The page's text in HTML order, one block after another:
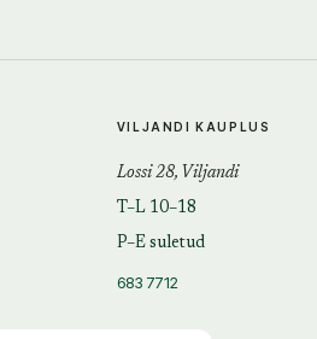
VILJANDI KAUPLUS
Lossi 28, Viljandi
T–L 10–18
P–E suletud
683 7712